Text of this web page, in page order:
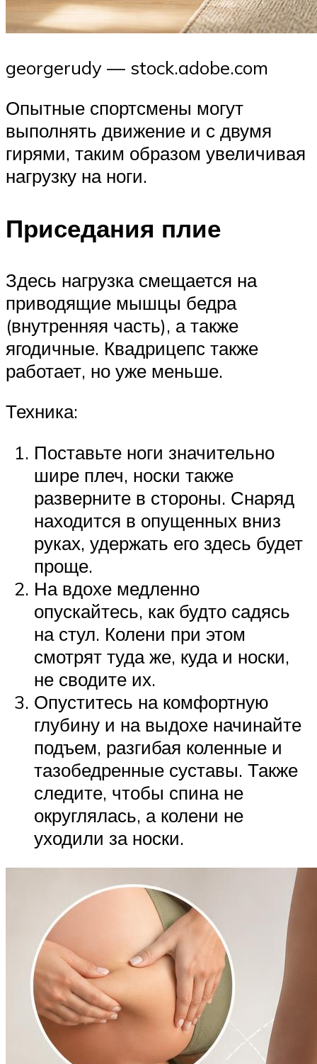
georgerudy — stock.adobe.com
Опытные спортсмены могут
выполнять движение и с двумя
гирями, таким образом увеличивая
нагрузку на ноги.
Приседания плие
Здесь нагрузка смещается на
приводящие мышцы бедра
(внутренняя часть), а также
ягодичные. Квадрицепс также
работает, но уже меньше.
Техника:
Поставьте ноги значительно
шире плеч, носки также
разверните в стороны. Снаряд
находится в опущенных вниз
руках, удержать его здесь будет
проще.
На вдохе медленно
опускайтесь, как будто садясь
на стул. Колени при этом
смотрят туда же, куда и носки,
не сводите их.
Опуститесь на комфортную
глубину и на выдохе начинайте
подъем, разгибая коленные и
тазобедренные суставы. Также
следите, чтобы спина не
округлялась, а колени не
уходили за носки.